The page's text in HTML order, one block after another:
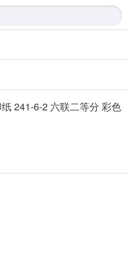
241-6-2 六联二等分 彩色